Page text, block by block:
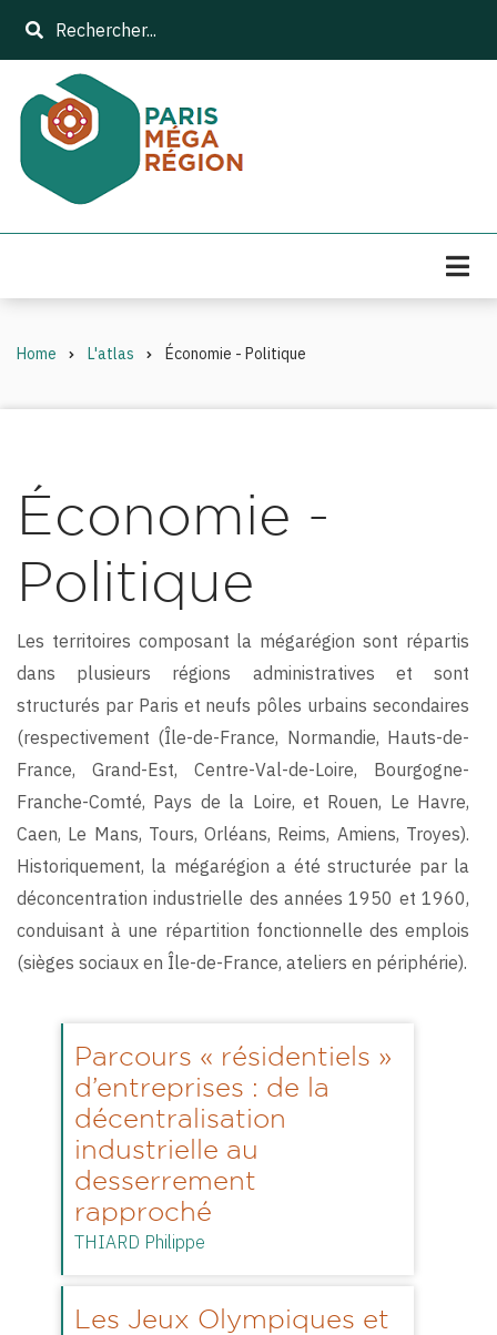
Skip
content
Search
Home L'atlas Économie - Politique
Économie -
Politique
Les territoires composant la mégarégion sont répartis
dans plusieurs régions administratives et sont
structurés par Paris et neufs pôles urbains secondaires
(respectivement (Île-de-France, Normandie, Hauts-de-
France, Grand-Est, Centre-Val-de-Loire, Bourgogne-
Franche-Comté, Pays de la Loire, et Rouen, Le Havre,
Caen, Le Mans, Tours, Orléans, Reims, Amiens, Troyes).
Historiquement, la mégarégion a été structurée par la
déconcentration industrielle des années 1950 et 1960,
conduisant à une répartition fonctionnelle des emplois
(sièges sociaux en Île-de-France, ateliers en périphérie).
Parcours « résidentiels »
d’entreprises : de la
décentralisation
industrielle au
desserrement
rapproché
THIARD Philippe
Les Jeux Olympiques et